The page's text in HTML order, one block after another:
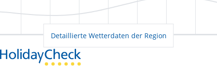
Detaillierte Wetterdaten der Region